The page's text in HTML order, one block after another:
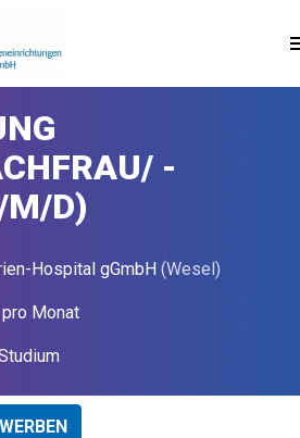
-
M/D)
Hospital gGmbH (Wesel)
Monat